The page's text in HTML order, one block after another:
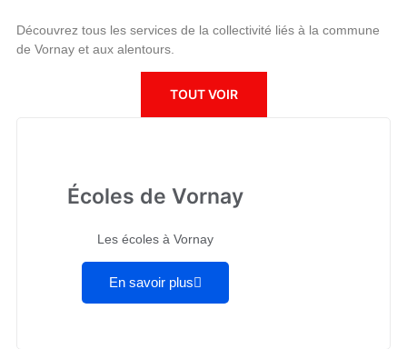
Découvrez tous les services de la collectivité liés à la commune
de Vornay et aux alentours.
TOUT VOIR
Écoles de Vornay
Les écoles à Vornay
En savoir plus